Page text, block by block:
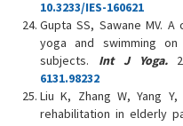
10.3233/IES-160621
Gupta SS, Sawane MV.
yoga and swimming
subjects. Int J Yoga.
6131.98232
Liu K, Zhang W, Yang
rehabilitation in elderly